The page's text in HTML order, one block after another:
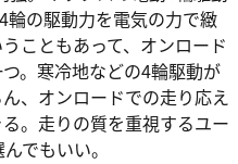
輪の駆動力を電気の力で緻
こともあって、オンロード
。寒冷地などの4輪駆動が
、オンロードでの走り応え
。走りの質を重視するユー
でもいい。